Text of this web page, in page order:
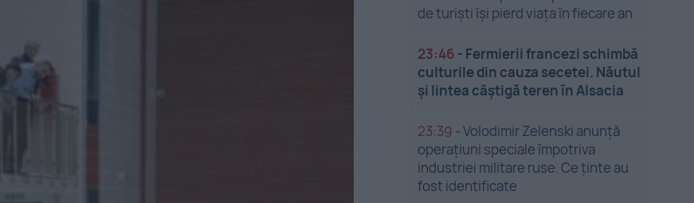
de turiști își pierd viața în fiecare an
23:46 - Fermierii francezi schimbă
culturile din cauza secetei. Năutul
și lintea câștigă teren în Alsacia
23:39 -Volodimir Zelenski anunță
operațiuni speciale împotriva
industriei militare ruse. Ce ținte au
fost identificate